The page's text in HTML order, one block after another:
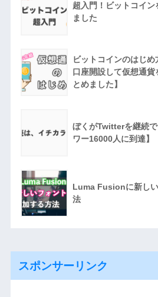
超入門！ビットコイ
ました
ビットコインのはじ
口座開設して仮想通
とめました】
ぼくがTwitterを継続
ワー16000人に到達】
Luma Fusionに新し
法
スポンサーリンク